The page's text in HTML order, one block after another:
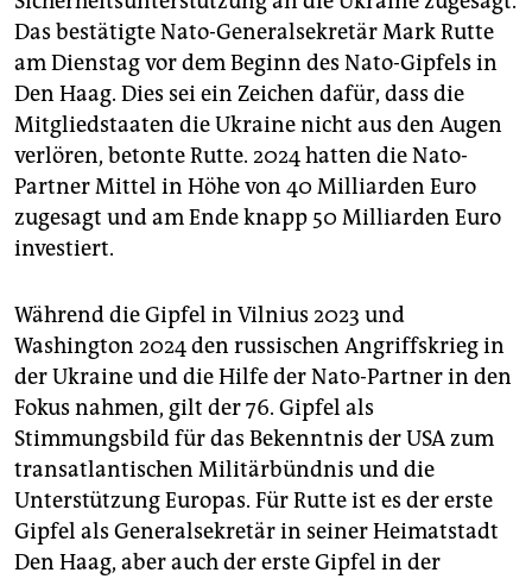
epaper login
Das bestätigte Nato-Generalsekretär Mark Rutte
am Dienstag vor dem Beginn des Nato-Gipfels in
Den Haag. Dies sei ein Zeichen dafür, dass die
Mitgliedstaaten die Ukraine nicht aus den Augen
verlören, betonte Rutte. 2024 hatten die Nato-
Partner Mittel in Höhe von 40 Milliarden Euro
zugesagt und am Ende knapp 50 Milliarden Euro
investiert.
Während die Gipfel in Vilnius 2023 und
Washington 2024 den russischen Angriffskrieg in
der Ukraine und die Hilfe der Nato-Partner in den
Fokus nahmen, gilt der 76. Gipfel als
Stimmungsbild für das Bekenntnis der USA zum
transatlantischen Militärbündnis und die
Unterstützung Europas. Für Rutte ist es der erste
Gipfel als Generalsekretär in seiner Heimatstadt
Den Haag, aber auch der erste Gipfel in der